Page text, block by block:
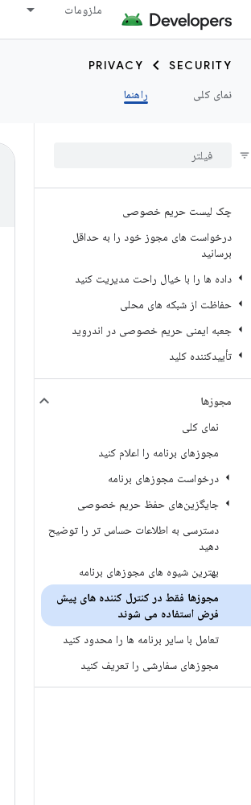
ملزومات
SECURITY
PRIVACY
نمای کلی
راهنما
چک لیست حریم خصوصی
درخواست های مجوز خود را به حداقل
برسانید
داده ها را با خیال راحت مدیریت کنید
حفاظت از شبکه های محلی
جعبه ایمنی حریم خصوصی در اندروید
تأییدکننده کلید
مجوزها
نمای کلی
مجوزهای برنامه را اعلام کنید
درخواست مجوزهای برنامه
جایگزین‌های حفظ حریم خصوصی
دسترسی به اطلاعات حساس تر را توضیح
دهید
بهترین شیوه های مجوزهای برنامه
مجوزها فقط در کنترل کننده های پیش
فرض استفاده می شوند
تعامل با سایر برنامه ها را محدود کنید
مجوزهای سفارشی را تعریف کنید